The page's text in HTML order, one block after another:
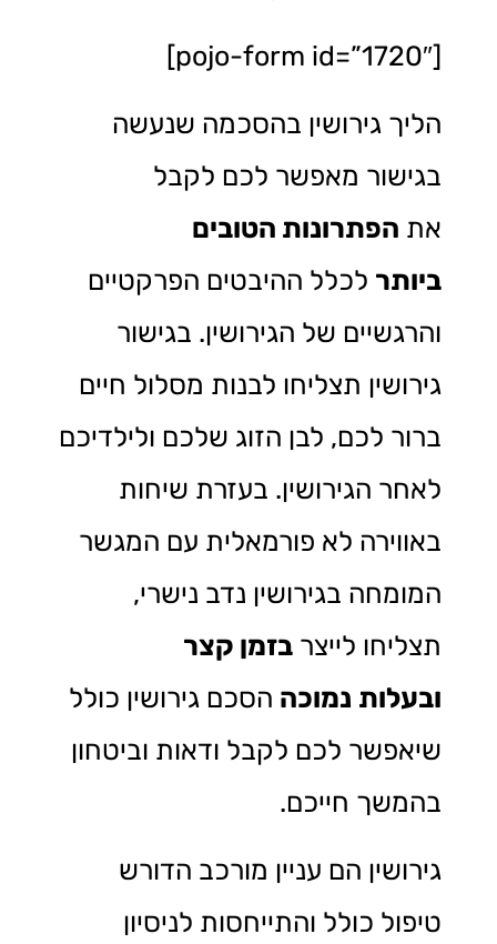
[pojo-form id=”1720″]
הליך גירושין בהסכמה שנעשה
בגישור מאפשר לכם לקבל
את הפתרונות הטובים
ביותר לכלל ההיבטים הפרקטיים
והרגשיים של הגירושין. בגישור
גירושין תצליחו לבנות מסלול חיים
ברור לכם, לבן הזוג שלכם ולילדיכם
לאחר הגירושין. בעזרת שיחות
באווירה לא פורמאלית עם המגשר
המומחה בגירושין נדב נישרי,
תצליחו לייצר בזמן קצר
ובעלות נמוכה הסכם גירושין כולל
שיאפשר לכם לקבל ודאות וביטחון
בהמשך חייכם.
גירושין הם עניין מורכב הדורש
טיפול כולל והתייחסות לניסיון